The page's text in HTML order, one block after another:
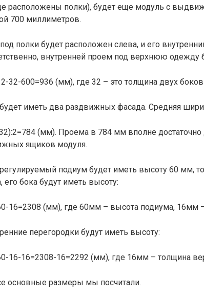
расположены полки), будет еще модуль с
700 миллиметров.
полки будет расположен слева, и его
внутренней проем под верхнюю одежду
32-600=936 (мм), где 32 – это толщина двух
иметь два раздвижных фасада. Средняя
(мм). Проема в 784 мм вполне
ящиков модуля.
подиум будет иметь высоту 60 мм,
его бока будут иметь высоту:
16=2308 (мм), где 60мм – высота подиума, 16мм
перегородки будут иметь высоту:
16-16=2308-16=2292 (мм), где 16мм – толщина
основные размеры мы посчитали.